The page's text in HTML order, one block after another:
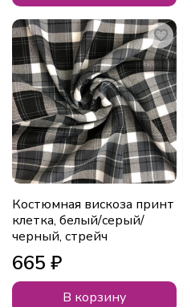
Костюмная вискоза принт
клетка, белый/серый/
черный, стрейч
665 ₽
В корзину